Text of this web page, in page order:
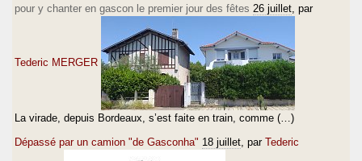
pour y chanter en gascon le premier jour des fêtes 26 juillet , par
Tederic MERGER
La virade, depuis Bordeaux, s’est faite en train, comme (…)
Dépassé par un camion "de Gasconha" 18 juillet , par Tederic